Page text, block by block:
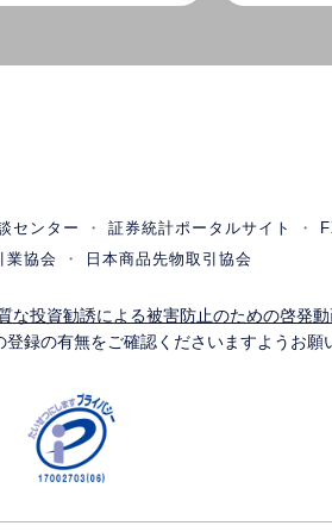
センター 証券統計ポータルサイト
業協会
日本商品先物取引協会
な投資勧誘による被害防止のための啓発
録の有無をご確認くださいますようお願